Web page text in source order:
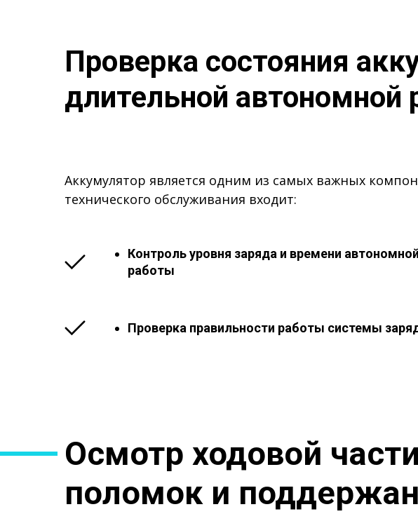
Проверка состояния
длительной автономной
Аккумулятор является одним из самых важных
технического обслуживания входит:
Контроль уровня заряда и времени автономной
работы
Проверка правильности работы системы
Осмотр ходовой
поломок и